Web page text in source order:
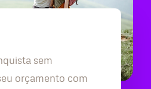
sem
orçamento com